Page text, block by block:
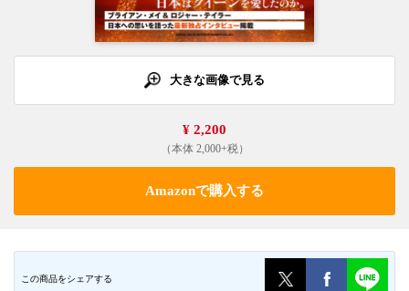
大きな画像で見る
¥ 2,200
（本体 2,000+税）
Amazonで購入する
この商品をシェアする